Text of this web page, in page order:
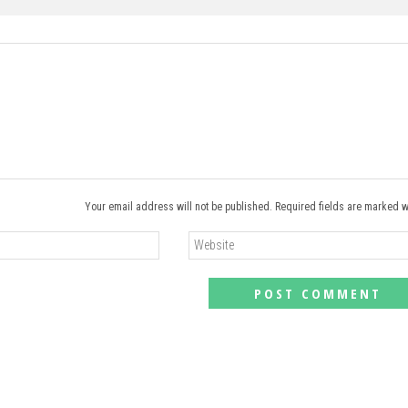
Your email address will not be published. Required fields are marked